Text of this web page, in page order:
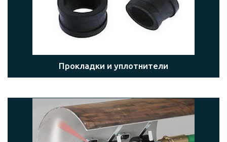
Прокладки и уплотнители